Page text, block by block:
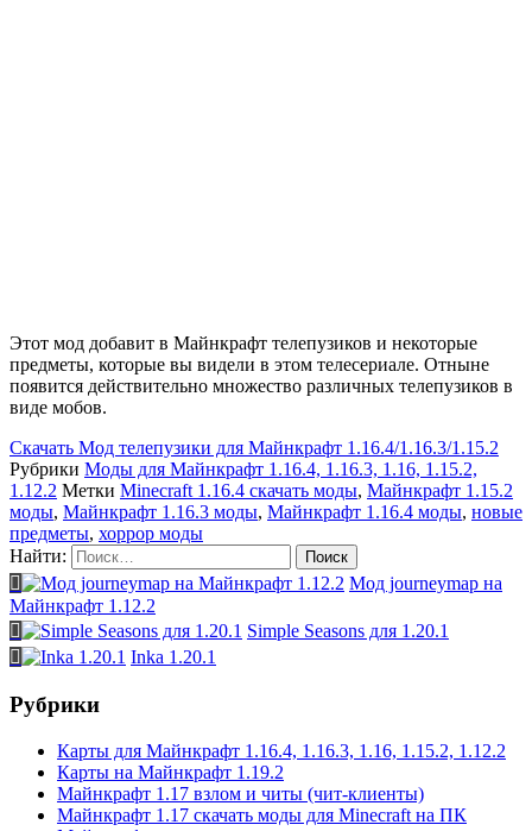
Этот мод добавит в Майнкрафт телепузиков и некоторые
предметы, которые вы видели в этом телесериале. Отныне
появится действительно множество различных телепузиков в
виде мобов.
Скачать Мод телепузики для Майнкрафт 1.16.4/1.16.3/1.15.2
Рубрики Моды для Майнкрафт 1.16.4, 1.16.3, 1.16, 1.15.2,
1.12.2 Метки Minecraft 1.16.4 скачать моды, Майнкрафт 1.15.2
моды, Майнкрафт 1.16.3 моды, Майнкрафт 1.16.4 моды, новые
предметы, хоррор моды
Найти:
Мод journeymap на
Майнкрафт 1.12.2
Simple Seasons для 1.20.1
Inka 1.20.1
Рубрики
Карты для Майнкрафт 1.16.4, 1.16.3, 1.16, 1.15.2, 1.12.2
Карты на Майнкрафт 1.19.2
Майнкрафт 1.17 взлом и читы (чит-клиенты)
Майнкрафт 1.17 скачать моды для Minecraft на ПК